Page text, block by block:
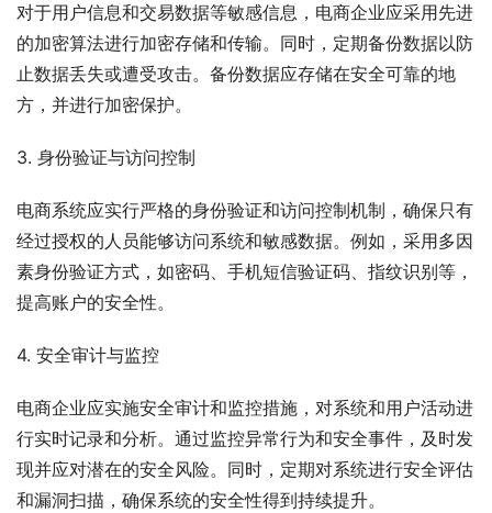
对于用户信息和交易数据等敏感信息，电商企业应采用先进
的加密算法进行加密存储和传输。同时，定期备份数据以防
止数据丢失或遭受攻击。备份数据应存储在安全可靠的地
方，并进行加密保护。
3. 身份验证与访问控制
电商系统应实行严格的身份验证和访问控制机制，确保只有
经过授权的人员能够访问系统和敏感数据。例如，采用多因
素身份验证方式，如密码、手机短信验证码、指纹识别等，
提高账户的安全性。
4. 安全审计与监控
电商企业应实施安全审计和监控措施，对系统和用户活动进
行实时记录和分析。通过监控异常行为和安全事件，及时发
现并应对潜在的安全风险。同时，定期对系统进行安全评估
和漏洞扫描，确保系统的安全性得到持续提升。